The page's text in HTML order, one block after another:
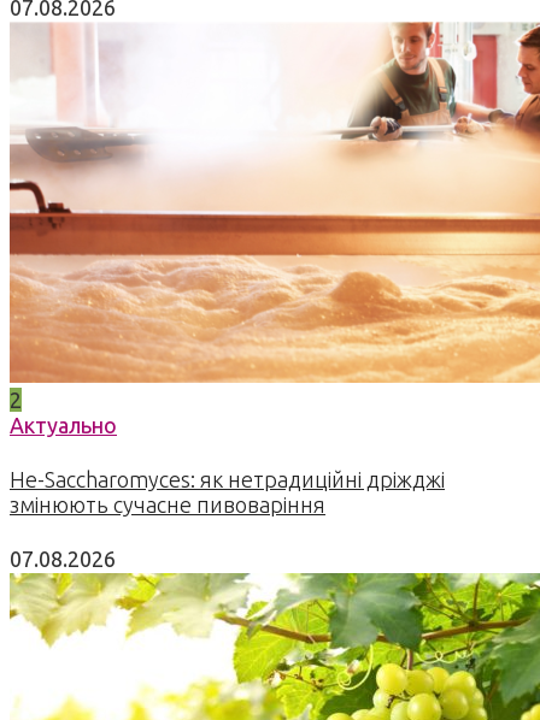
07.08.2026
2
Актуально
Не-Saccharomyces: як нетрадиційні дріжджі
змінюють сучасне пивоваріння
07.08.2026